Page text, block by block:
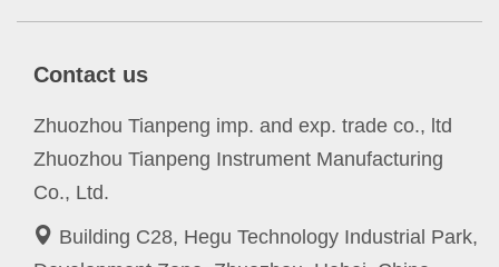
Contact us
Zhuozhou Tianpeng imp. and exp. trade co., ltd
Zhuozhou Tianpeng Instrument Manufacturing
Co., Ltd.
Building C28, Hegu Technology Industrial Park,